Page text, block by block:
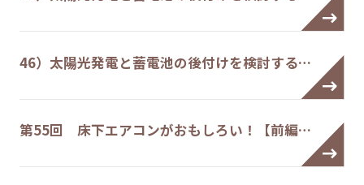
46）太陽光発電と蓄電池の後付けを検討する…
第55回 床下エアコンがおもしろい！【前編…